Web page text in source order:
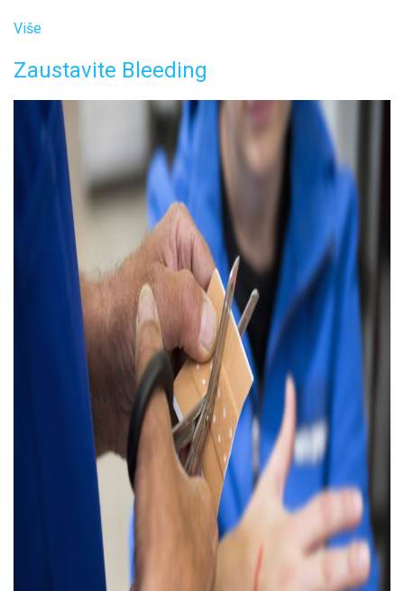
Više
Zaustavite Bleeding